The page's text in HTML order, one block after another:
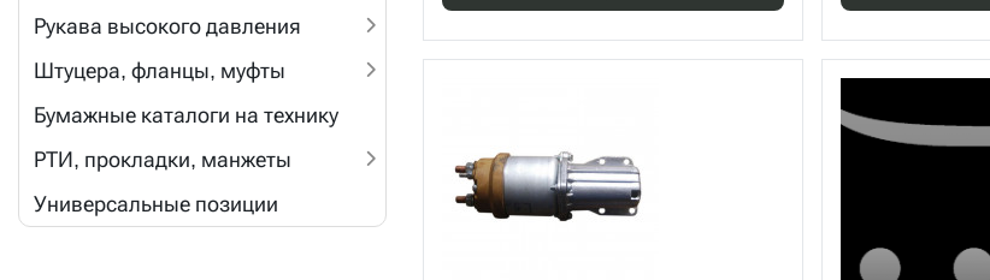
Рукава высокого давления
Штуцера, фланцы, муфты
Бумажные каталоги на технику
РТИ, прокладки, манжеты
Универсальные позиции